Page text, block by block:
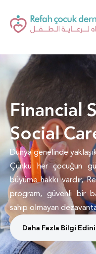
Financial
Social
Dünya genelinde
Çünkü her çocuğun
büyüme hakkı vardır,
program, güvenli bir
sahip olmayan
Daha Fazla Bilgi